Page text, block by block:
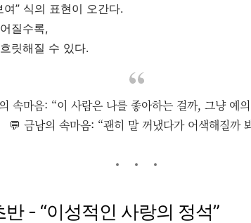
여” 식의 표현이 오간다.
질수록,
릿해질 수 있다.
속마음: “이 사람은 나를 좋아하는 걸까, 그냥 예
💬 금남의 속마음: “괜히 말 꺼냈다가 어색해질까
- “이성적인 사랑의 정석”